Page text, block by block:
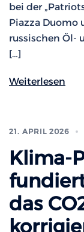
bei der
Piazza Duomo
russischen Öl-
[…]
Weiterlesen
21. APRIL 2026
Klima-
das